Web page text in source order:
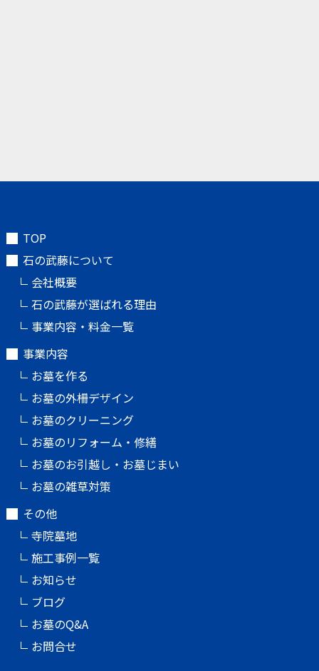
TOP
石の武藤について
会社概要
石の武藤が選ばれる理由
事業内容・料金一覧
事業内容
お墓を作る
お墓の外柵デザイン
お墓のクリーニング
お墓のリフォーム・修繕
お墓のお引越し・お墓じまい
お墓の雑草対策
その他
寺院墓地
施工事例一覧
お知らせ
ブログ
お墓のQ&A
お問合せ